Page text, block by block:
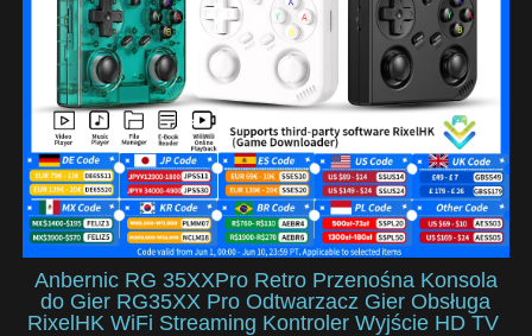
Anbernic RG 35XXPro Retro Przenośna Konsola
do Gier RG35XX Pro Odtwarzacz Gier Obsługa
RixelHK WiFi Streaming Kontroler Wyjście HD TV